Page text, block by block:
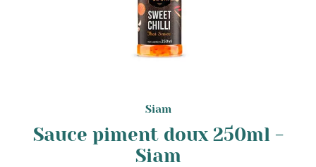
Siam
Sauce piment doux 250ml -
Siam